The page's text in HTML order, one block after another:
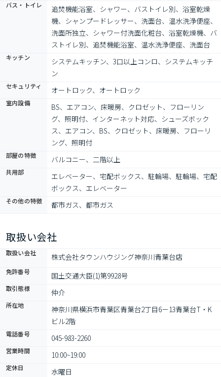
バス・トイレ
追焚機能浴室、シャワー、バストイレ別、浴室乾燥
機、シャンプードレッサー、洗面台、温水洗浄便座、
洗面所独立、シャワー付洗面化粧台、浴室乾燥機、バ
ストイレ別、追焚機能浴室、温水洗浄便座、洗面台
キッチン
システムキッチン、3口以上コンロ、システムキッチ
ン
セキュリティ オートロック、オートロック
室内設備
BS、エアコン、床暖房、クロゼット、フローリン
グ、照明付、インターネット対応、シューズボック
ス、エアコン、BS、クロゼット、床暖房、フローリ
ング、照明付
部屋の特徴 バルコニー、二階以上
共用部
エレベーター、宅配ボックス、駐輪場、駐輪場、宅配
ボックス、エレベーター
その他の特徴 都市ガス、都市ガス
取扱い会社
取扱い会社 株式会社タウンハウジング神奈川青葉台店
免許番号 国土交通大臣(1)第9928号
取引態様 仲介
所在地
神奈川県横浜市青葉区青葉台2丁目6－13青葉台T・K
ビル2階
電話番号 045-983-2260
営業時間 10:00~19:00
定休日 水曜日